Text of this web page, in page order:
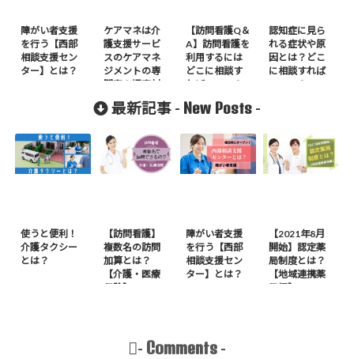
障がい者支援
を行う【西部
相談支援セン
ター】とは？
ケアマネは介
護支援サービ
スのケアマネ
ジメントの専
門家！嬬恋村
のケアマネの
事も知りた
【訪問看護Q＆
A】訪問看護を
利用するには
どこに相談す
ればいいの？
認知症に見ら
れる症状や原
因とは？どこ
に相談すれば
いいの？
最新記事 - New Posts -
使うと便利！
介護タクシー
とは？
【訪問看護】
複数名の訪問
加算とは？
【介護・医療
保険】
障がい者支援
を行う【西部
相談支援セン
ター】とは？
【2021年8月
開始】認定薬
局制度とは？
【地域連携薬
局編】
- Comments -